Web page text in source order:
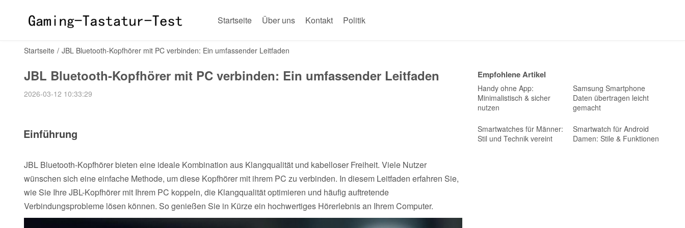
Startseite Über uns Kontakt Politik
Startseite / JBL Bluetooth-Kopfhörer mit PC verbinden: Ein umfassender Leitfaden
JBL Bluetooth-Kopfhörer mit PC verbinden: Ein umfassender Leitfaden
2026-03-12 10:33:29
Einführung
JBL Bluetooth-Kopfhörer bieten eine ideale Kombination aus Klangqualität und kabelloser Freiheit. Viele Nutzer
wünschen sich eine einfache Methode, um diese Kopfhörer mit ihrem PC zu verbinden. In diesem Leitfaden erfahren Sie,
wie Sie Ihre JBL-Kopfhörer mit Ihrem PC koppeln, die Klangqualität optimieren und häufig auftretende
Verbindungsprobleme lösen können. So genießen Sie in Kürze ein hochwertiges Hörerlebnis an Ihrem Computer.
Empfohlene Artikel
Handy ohne App:
Minimalistisch & sicher
nutzen
Samsung Smartphone
Daten übertragen leicht
gemacht
Smartwatches für Männer:
Stil und Technik vereint
Smartwatch für Android
Damen: Stile & Funktionen